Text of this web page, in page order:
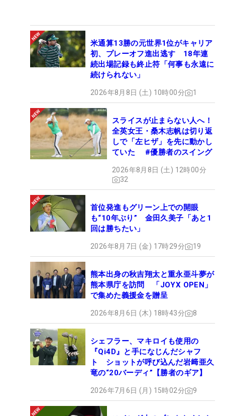
米通算13勝の元世界1位がキャリア
初、プレーオフ進出逃す 18年連
続出場記録も終止符「何事も永遠に
続けられない」
2026年8月8日 (土) 10時00分 1
スライスが止まらない人へ！
全英女王・桑木志帆は切り返
しで「左ヒザ」を先に動かし
ていた #優勝者のスイング
2026年8月8日 (土) 12時00分
32
首位発進もグリーン上での開眼
も“10年ぶり” 金田久美子「あと1
回は勝ちたい」
2026年8月7日 (金) 17時29分 19
熊本出身の秋吉翔太と重永亜斗夢が
熊本県庁を訪問 「JOYX OPEN」
で集めた義援金を贈呈
2026年8月6日 (木) 18時43分 8
シェフラー、マキロイも使用の
『Qi4D』と手になじんだシャフ
ト ショットが呼び込んだ岩﨑亜久
竜の“20バーディ”【勝者のギア】
2026年7月6日 (月) 15時02分 9